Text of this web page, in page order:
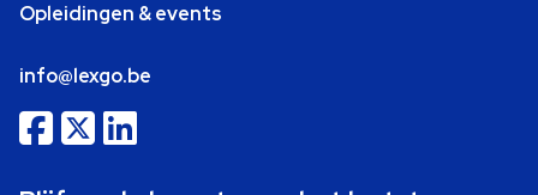
Opleidingen & events
info@lexgo.be